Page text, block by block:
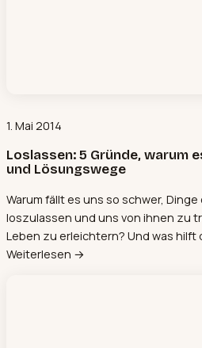
1. Mai 2014
Loslassen: 5 Gründe, warum
und Lösungswege
Warum fällt es uns so schwer,
loszulassen und uns von ihnen zu
Leben zu erleichtern? Und was hilft
Weiterlesen →